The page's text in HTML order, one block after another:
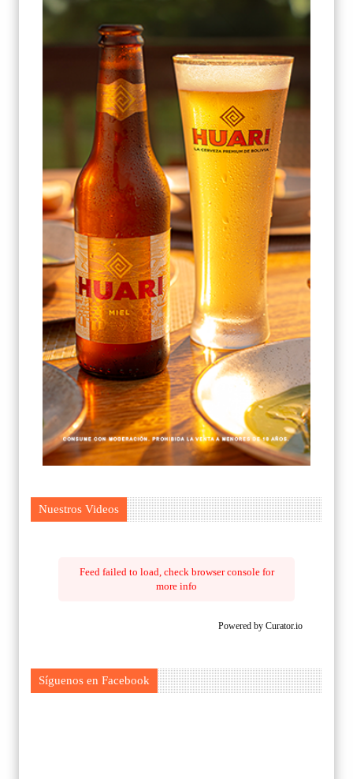
Nuestros Videos
Feed failed to load, check browser console for
more info
Powered by Curator.io
Síguenos en Facebook